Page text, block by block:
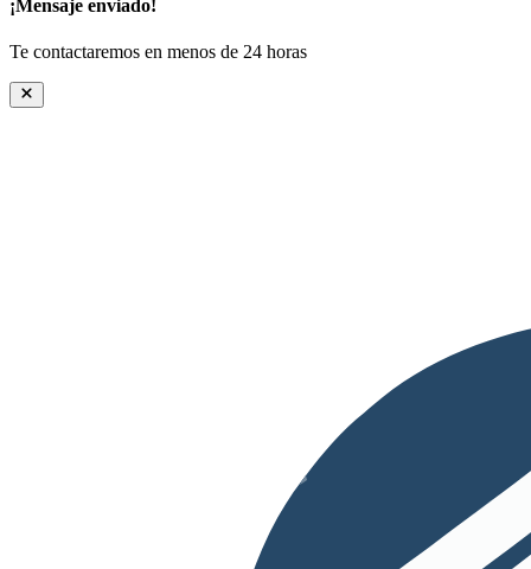
¡Mensaje enviado!
Te contactaremos en menos de 24 horas